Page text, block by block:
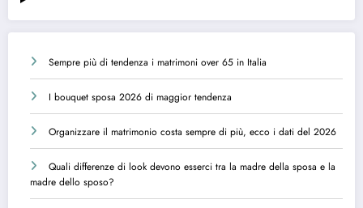
Sempre più di tendenza i matrimoni over 65 in Italia
I bouquet sposa 2026 di maggior tendenza
Organizzare il matrimonio costa sempre di più, ecco i dati del 2026
Quali differenze di look devono esserci tra la madre della sposa e la
madre dello sposo?